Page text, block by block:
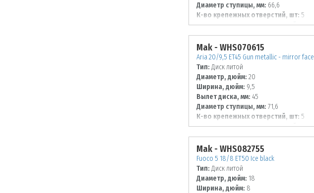
Диаметр ступицы, мм: 66,6
К-во крепежных отверстий, шт: 5
Диаметр располож. отверстий, мм:
112
Mak - WHS070615
Aria 20/9,5 ET45 Gun metallic - mirror face
Тип: Диск литой
Диаметр, дюйм: 20
Ширина, дюйм: 9,5
Вылет диска, мм: 45
Диаметр ступицы, мм: 71,6
К-во крепежных отверстий, шт: 5
Диаметр располож. отверстий, мм:
127
Mak - WHS082755
Fuoco 5 18/8 ET50 Ice black
Тип: Диск литой
Диаметр, дюйм: 18
Ширина, дюйм: 8